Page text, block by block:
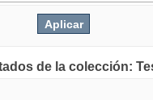
de la colección: